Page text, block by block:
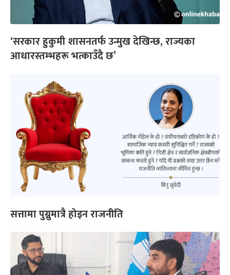
‘सरकार हुकुमी शासनतर्फ उन्मुख देखिन्छ, राज्यका
आधारस्तम्भहरू भत्काउँदै छ’
सत्तामा पुग्नुमात्रै होइन राजनीति